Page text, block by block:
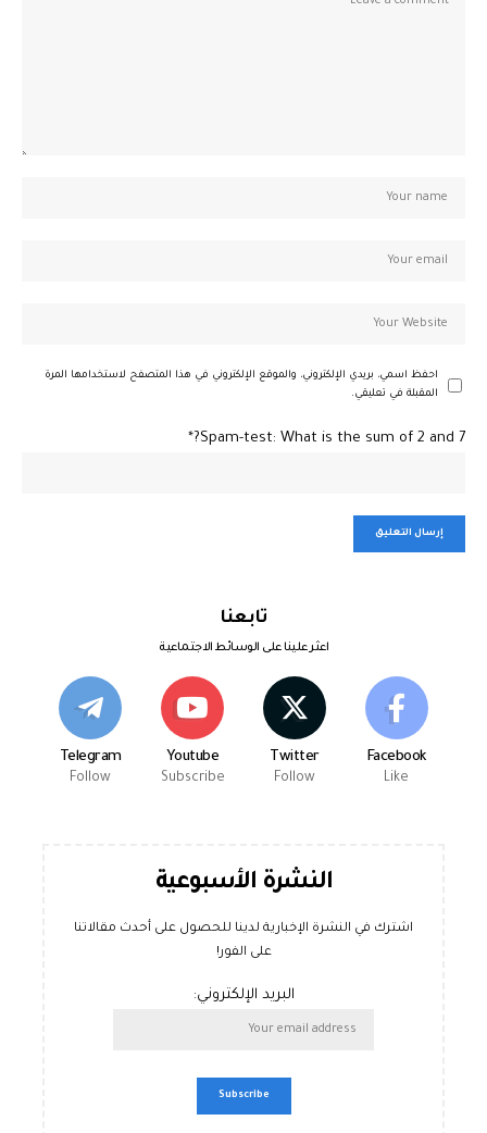
احفظ اسمي، بريدي الإلكتروني، والموقع الإلكتروني في هذا المتصفح لاستخدامها المرة
المقبلة في تعليقي.
Spam-test: What is the sum of 2 and 7?*
تابعنا
اعثر علينا على الوسائط الاجتماعية
Facebook
Like
Twitter
Follow
Youtube
Subscribe
Telegram
Follow
النشرة الأسبوعية
اشترك في النشرة الإخبارية لدينا للحصول على أحدث مقالاتنا
على الفور!
البريد الإلكتروني: